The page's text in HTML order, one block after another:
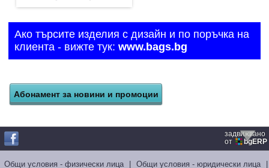
Ако търсите изделия с дизайн и по поръчка на
клиента - вижте тук: www.bags.bg
задвижвано
от
bgERP
Общи условия - физически лица Общи условия - юридически лица